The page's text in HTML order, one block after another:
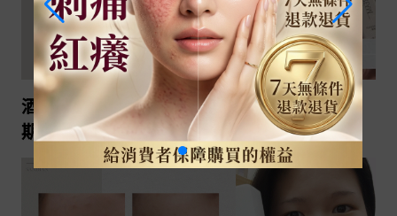
2023-12-21 繼續閱讀
酒糟肌、敏感泛紅、內包粉刺：如何在過渡
期堅持下來？